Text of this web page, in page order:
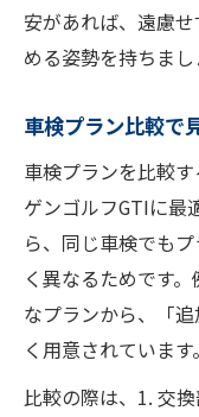
安があれば、遠慮
める姿勢を持ちまし
車検プラン比較で
車検プランを比較
ゲンゴルフGTIに最
ら、同じ車検でも
く異なるためです
なプランから、「
く用意されています。
比較の際は、1. 交